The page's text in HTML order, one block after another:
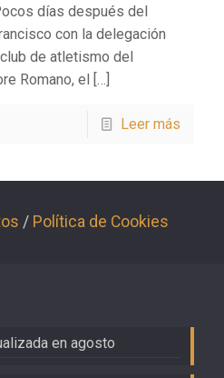
días después del
con la delegación
de atletismo del
Romano, el […]
Leer más
/ Política de Cookies
en agosto